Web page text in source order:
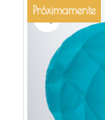
Próximamente